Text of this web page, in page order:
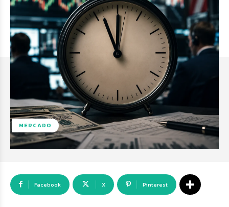
MERCADO
Facebook X Pinterest